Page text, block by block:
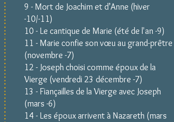
9 - Mort de Joachim et d’Anne (hiver
-10/-11)
10 - Le cantique de Marie (été de l'an -9)
11 - Marie confie son vœu au grand-prêtre
(novembre -7)
12 - Joseph choisi comme époux de la
Vierge (vendredi 23 décembre -7)
13 - Fiançailles de la Vierge avec Joseph
(mars -6)
14 - Les époux arrivent à Nazareth (mars